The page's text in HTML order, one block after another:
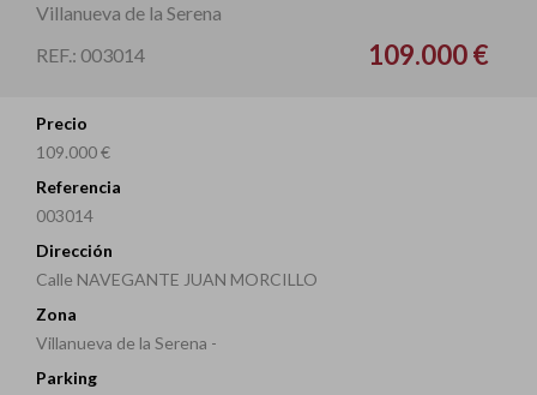
Villanueva de la Serena
REF.: 003014
109.000 €
Precio
109.000 €
Referencia
003014
Dirección
Calle NAVEGANTE JUAN MORCILLO
Zona
Villanueva de la Serena -
Parking